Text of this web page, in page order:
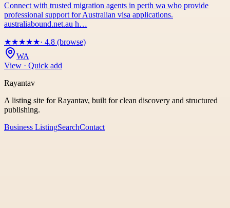
Connect with trusted migration agents in perth wa who provide
professional support for Australian visa applications.
australiabound.net.au h…
★★★★★· 4.8 (browse)
WA
View · Quick add
Rayantav
A listing site for Rayantav, built for clean discovery and structured
publishing.
Business ListingSearchContact